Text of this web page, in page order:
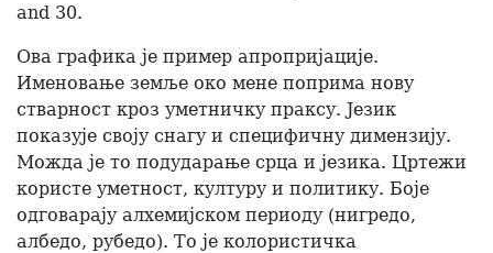
and 30.
Ова графика је пример апропријације.
Именовање земље око мене поприма нову
стварност кроз уметничку праксу. Језик
показује своју снагу и специфичну димензију.
Можда је то подударање срца и језика. Цртежи
користе уметност, културу и политику. Боје
одговарају алхемијском периоду (нигредо,
албедо, рубедо). То је колористичка